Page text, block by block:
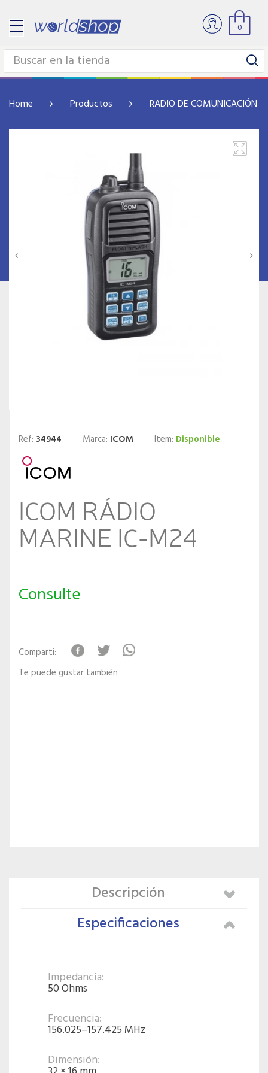
0
Home Productos RADIO DE COMUNICACIÓN Y
Ref: 34944 Marca: ICOM Item: Disponible
ICOM RÁDIO
MARINE IC-M24
Consulte
Comparti:
Te puede gustar también
Descripción
Especificaciones
Impedancia:
50 Ohms
Frecuencia:
156.025–157.425 MHz
Dimensión: